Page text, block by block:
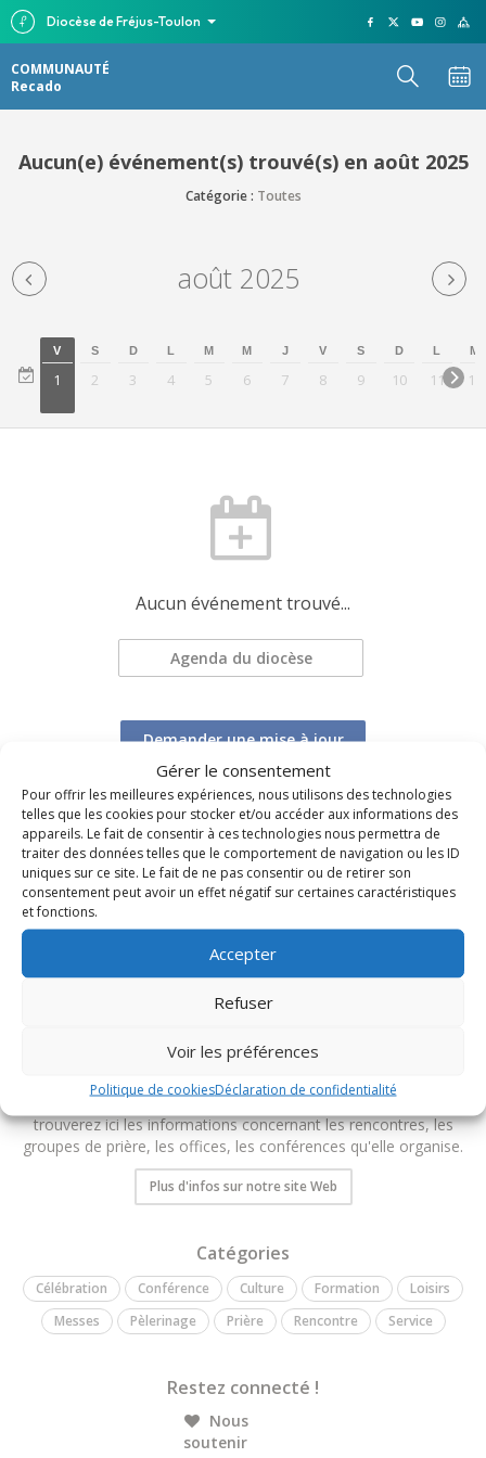
Diocèse de Fréjus-Toulon
Gérer le consentement
Pour offrir les meilleures expériences, nous utilisons des technologies
telles que les cookies pour stocker et/ou accéder aux informations des
appareils. Le fait de consentir à ces technologies nous permettra de
traiter des données telles que le comportement de navigation ou les ID
uniques sur ce site. Le fait de ne pas consentir ou de retirer son
consentement peut avoir un effet négatif sur certaines caractéristiques
et fonctions.
Accepter
Refuser
Voir les préférences
Politique de cookiesDéclaration de confidentialité
COMMUNAUTÉ
Recado
Aucun(e) événement(s) trouvé(s) en août 2025
Catégorie : Toutes
août 2025
V
1
S
2
D
3
L
4
M
5
M
6
J
7
V
8
S
9
D
10
L
11
M
12
Aucun événement trouvé...
Agenda du diocèse
Demander une mise à jour
TOUS LES ÉVÉNEMENTS DU DIOCÈSE
Communauté Recado
Bienvenue sur l'agenda de la Communauté Recado. Vous
trouverez ici les informations concernant les rencontres, les
groupes de prière, les offices, les conférences qu'elle organise.
Plus d'infos sur notre site Web
Catégories
Célébration Conférence Culture Formation
Loisirs
Messes
Pèlerinage Prière Rencontre Service
Restez connecté !
Nous
soutenir